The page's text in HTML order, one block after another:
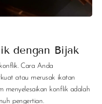
dengan Bijak
Cara Anda
atau merusak ikatan
menyelesaikan konflik adalah
pengertian.